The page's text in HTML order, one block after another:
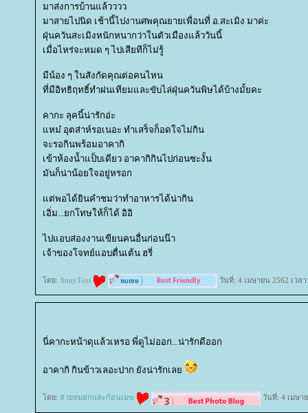
มาส่งการบ้านแล้วววว
มาสายไปนิด เช้านี้ไปงานศพคุณยายเพื่อนที่ อ.สะเมิง มาค่ะ
ฝุ่นควันสะเมิงหนักหนากว่าในตัวเมืองแล้ววันนี้
เมื่อไหร่จะหมด ๆ ไปเสียทีก็ไม่รู้
มีน้อง ๆ ในสังกัดคุณต่อคนไหน
ที่มีอิทธิฤทธิ์ทำฝนเทียมและขับไล่ฝุ่นควันพิษได้บ้างมั้ยคะ
คากะ ลุคนี้น่ารักอ่ะ
หม๋ อุตส่าห์รอเนอะ ทำเสร็จก็อดใจไม่กิน
จะรอกินพร้อมอาคากิ
เข้าห้องน้ำแป็บเดียว อาคากิกินไปก่อนซะงั้น
มันก็น่าน้อยใจอยู่หรอก
ต่พอได้ยินคำชมว่าทำอาหารได้น่ากิน
เอิ่ม...ยกโทษให้ก็ได้ อิอิ
ไปแอบส่องงานเขียนคนอื่นก่อนน๊า
เจ้าของโจทย์แอบตื่นเต้น ฮรี่
ดย: JinnyTent วันที่: 4 เมษายน 2562 เวล
นี่คากะหน้าดุแล้วเหรอ พี่ดูไม่ออก...น่ารักดีออก
อาคากิ กินข้าวเลอะปาก ยังน่ารักเล
ดย: สายหมอกและก้อนเมฆ วันที่: 4 เมษา